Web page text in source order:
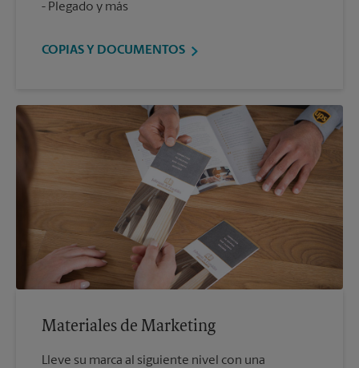
Plegado y más
COPIAS Y DOCUMENTOS
Materiales de Marketing
Lleve su marca al siguiente nivel con una